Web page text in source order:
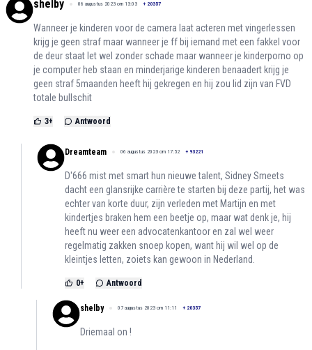
shelby 06 augustus 2023 om 13:03 + 20357
Wanneer je kinderen voor de camera laat acteren met vingerlessen
krijg je geen straf maar wanneer je ff bij iemand met een fakkel voor
de deur staat let wel zonder schade maar wanneer je kinderporno op
je computer heb staan en minderjarige kinderen benaadert krijg je
geen straf 5maanden heeft hij gekregen en hij zou lid zijn van FVD
totale bullschit
3+ Antwoord
Dreamteam 06 augustus 2023 om 17:52 + 93221
D'666 mist met smart hun nieuwe talent, Sidney Smeets
dacht een glansrijke carrière te starten bij deze partij, het was
echter van korte duur, zijn verleden met Martijn en met
kindertjes braken hem een beetje op, maar wat denk je, hij
heeft nu weer een advocatenkantoor en zal wel weer
regelmatig zakken snoep kopen, want hij wil wel op de
kleintjes letten, zoiets kan gewoon in Nederland.
0+ Antwoord
shelby 07 augustus 2023 om 11:11 + 20357
Driemaal on !